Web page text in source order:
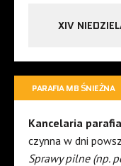
XIV
PARAFIA MB ŚNIEŻNA
Kancelaria
czynna w dni
Sprawy pilne (np.